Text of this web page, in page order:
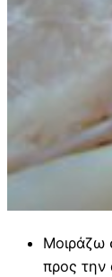
Μοιράζω
προς